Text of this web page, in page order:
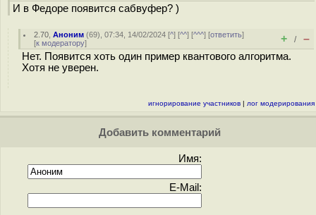
И в Федоре появится сабвуфер? )
2.70 ,Аноним (69), 07:34, 14/02/2024 [^] [^^] [^^^] [ответить]
[к модератору] + / –
Нет. Появится хоть один пример квантового алгоритма.
Хотя не уверен.
игнорирование участников | лог модерирования
Добавить комментарий
Имя:
E-Mail: